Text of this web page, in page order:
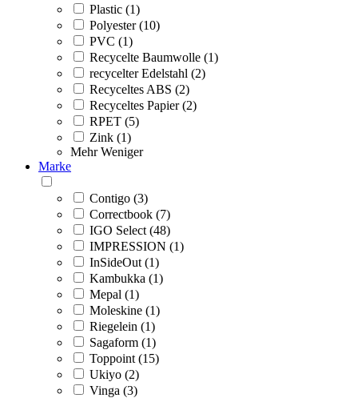
Plastic (1)
Polyester (10)
PVC (1)
Recycelte Baumwolle (1)
recycelter Edelstahl (2)
Recyceltes ABS (2)
Recyceltes Papier (2)
RPET (5)
Zink (1)
Mehr Weniger
Marke
Contigo (3)
Correctbook (7)
IGO Select (48)
IMPRESSION (1)
InSideOut (1)
Kambukka (1)
Mepal (1)
Moleskine (1)
Riegelein (1)
Sagaform (1)
Toppoint (15)
Ukiyo (2)
Vinga (3)